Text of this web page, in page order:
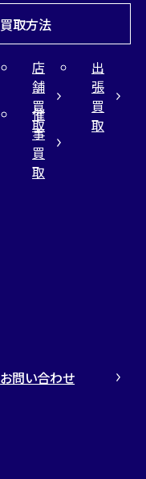
買取方法
店
舗
買
取
出
張
買
取
催
事
買
取
お問い合わせ